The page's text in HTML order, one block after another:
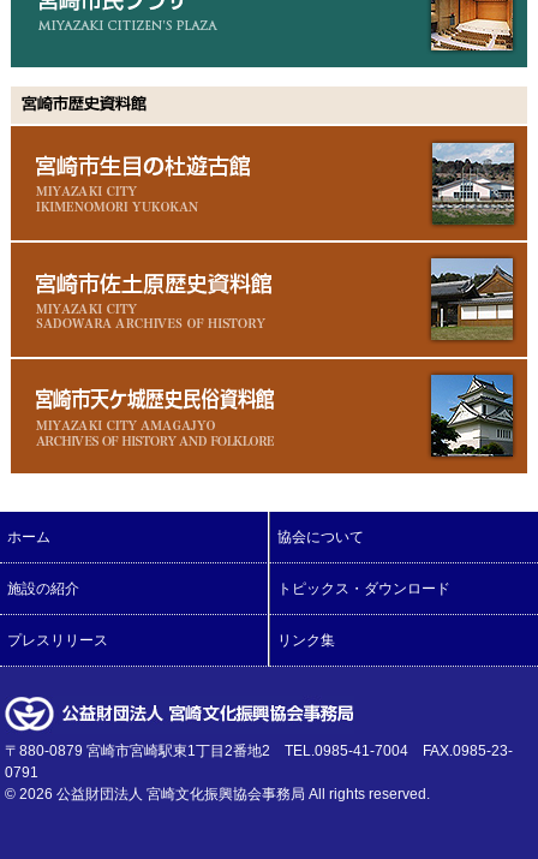
ホーム 協会について
施設の紹介 トピックス・ダウンロード
プレスリリース リンク集
〒880-0879 宮崎市宮崎駅東1丁目2番地2 TEL.0985-41-7004 FAX.0985-23-
0791
©2026 公益財団法人 宮崎文化振興協会事務局 All rights reserved.